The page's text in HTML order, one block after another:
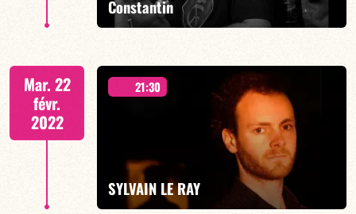
Constantin
EN SAVOIR PLUS
Mar. 22
févr.
2022
21:30
SYLVAIN LE RAY